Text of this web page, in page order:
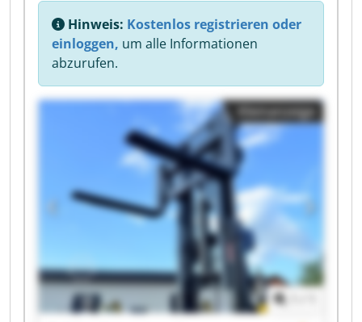
Hinweis: Kostenlos registrieren oder
einloggen, um alle Informationen
abzurufen.
Kleinanzeige